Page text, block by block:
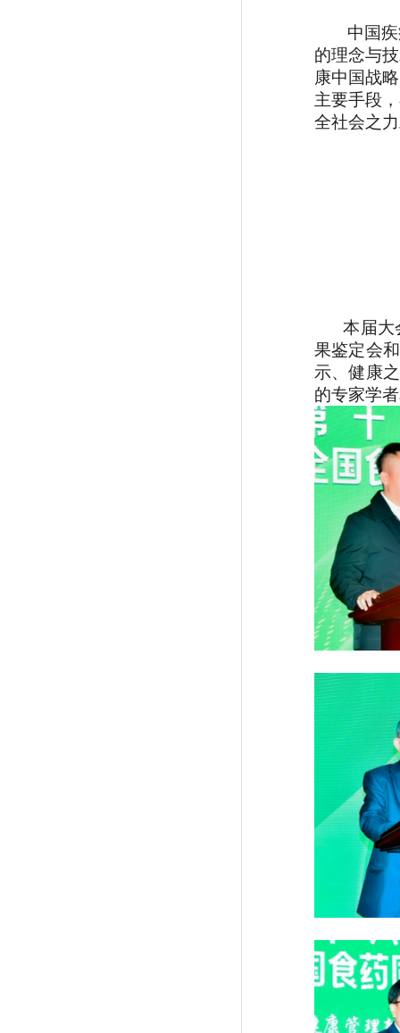
中国
的理念与
康中国战
主要手段
全社会之
本届大
果鉴定会和
示、健康
的专家学